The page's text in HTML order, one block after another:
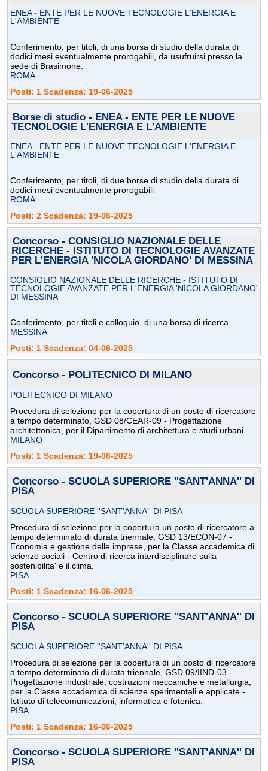
ENEA - ENTE PER LE NUOVE TECNOLOGIE L'ENERGIA E
L'AMBIENTE
Conferimento, per titoli, di una borsa di studio della durata di
dodici mesi eventualmente prorogabili, da usufruirsi presso la
sede di Brasimone.
ROMA
Posti: 1 Scadenza: 19-06-2025
Borse di studio - ENEA - ENTE PER LE NUOVE
TECNOLOGIE L'ENERGIA E L'AMBIENTE
ENEA - ENTE PER LE NUOVE TECNOLOGIE L'ENERGIA E
L'AMBIENTE
Conferimento, per titoli, di due borse di studio della durata di
dodici mesi eventualmente prorogabili
ROMA
Posti: 2 Scadenza: 19-06-2025
Concorso - CONSIGLIO NAZIONALE DELLE
RICERCHE - ISTITUTO DI TECNOLOGIE AVANZATE
PER L'ENERGIA 'NICOLA GIORDANO' DI MESSINA
CONSIGLIO NAZIONALE DELLE RICERCHE - ISTITUTO DI
TECNOLOGIE AVANZATE PER L'ENERGIA 'NICOLA GIORDANO'
DI MESSINA
Conferimento, per titoli e colloquio, di una borsa di ricerca
MESSINA
Posti: 1 Scadenza: 04-06-2025
Concorso - POLITECNICO DI MILANO
POLITECNICO DI MILANO
Procedura di selezione per la copertura di un posto di ricercatore
a tempo determinato, GSD 08/CEAR-09 - Progettazione
architettonica, per il Dipartimento di architettura e studi urbani.
MILANO
Posti: 1 Scadenza: 19-06-2025
Concorso - SCUOLA SUPERIORE ''SANT'ANNA'' DI
PISA
SCUOLA SUPERIORE ''SANT'ANNA'' DI PISA
Procedura di selezione per la copertura un posto di ricercatore a
tempo determinato di durata triennale, GSD 13/ECON-07 -
Economia e gestione delle imprese, per la Classe accademica di
scienze sociali - Centro di ricerca interdisciplinare sulla
sostenibilita' e il clima.
PISA
Posti: 1 Scadenza: 16-06-2025
Concorso - SCUOLA SUPERIORE ''SANT'ANNA'' DI
PISA
SCUOLA SUPERIORE ''SANT'ANNA'' DI PISA
Procedura di selezione per la copertura di un posto di ricercatore
a tempo determinato di durata triennale, GSD 09/IIND-03 -
Progettazione industriale, costruzioni meccaniche e metallurgia,
per la Classe accademica di scienze sperimentali e applicate -
Istituto di telecomunicazioni, informatica e fotonica.
PISA
Posti: 1 Scadenza: 16-06-2025
Concorso - SCUOLA SUPERIORE ''SANT'ANNA'' DI
PISA